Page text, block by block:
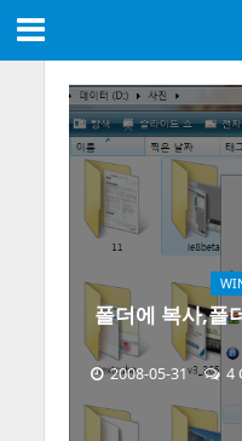
폴더에 복사,폴
2008-05-31 4